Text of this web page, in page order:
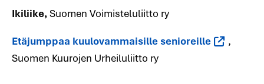
Ikiliike,Suomen Voimisteluliitto ry
Etäjumppaa kuulovammaisille senioreille
,
Suomen Kuurojen Urheiluliitto ry